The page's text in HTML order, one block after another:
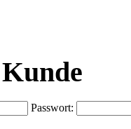
Passwort: